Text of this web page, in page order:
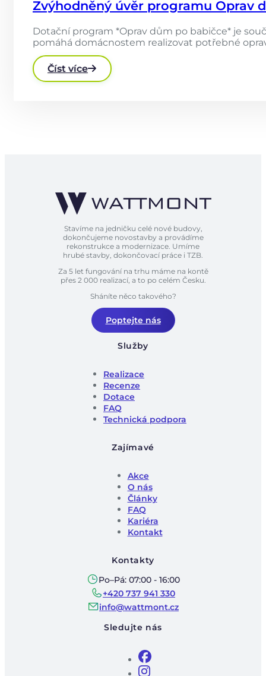
Zvýhodněný úvěr programu Oprav
Dotační program *Oprav dům po babičce* je
pomáhá domácnostem realizovat potřebné
Číst více
Stavíme na jedničku celé nové budovy,
dokončujeme novostavby a provádíme
rekonstrukce a modernizace. Umíme
hrubé stavby, dokončovací práce i TZB.
Za 5 let fungování na trhu máme na kontě
přes 2 000 realizací, a to po celém Česku.
Sháníte něco takového?
Poptejte nás
Služby
Realizace
Recenze
Dotace
FAQ
Technická podpora
Zajímavé
Akce
O nás
Články
FAQ
Kariéra
Kontakt
Kontakty
Po–Pá: 07:00 - 16:00
+420 737 941 330
info@wattmont.cz
Sledujte nás